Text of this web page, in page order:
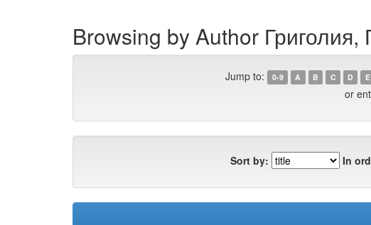
Browsing by Author Григолия,
Jump to: 0-9 A B C D E
or
Sort by: In